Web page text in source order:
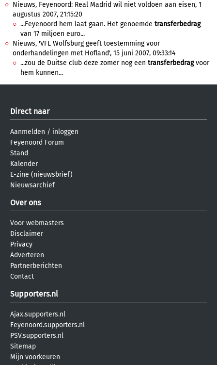
Nieuws, Feyenoord: Real Madrid wil niet voldoen aan eisen, 1
augustus 2007, 21:15:20
...Feyenoord hem laat gaan. Het genoemde transferbedrag
van 17 miljoen euro...
Nieuws, 'VFL Wolfsburg geeft toestemming voor
onderhandelingen met Hofland', 15 juni 2007, 09:33:14
...zou de Duitse club deze zomer nog een transferbedragvoor
hem kunnen...
Direct naar
Aanmelden / inloggen
Feyenoord Forum
Stand
Kalender
E-zine (nieuwsbrief)
Nieuwsarchief
Over ons
Voor webmasters
Disclaimer
Privacy
Adverteren
Partnerberichten
Contact
Supporters.nl
Ajax.supporters.nl
Feyenoord.supporters.nl
PSV.supporters.nl
Sitemap
Mijn voorkeuren